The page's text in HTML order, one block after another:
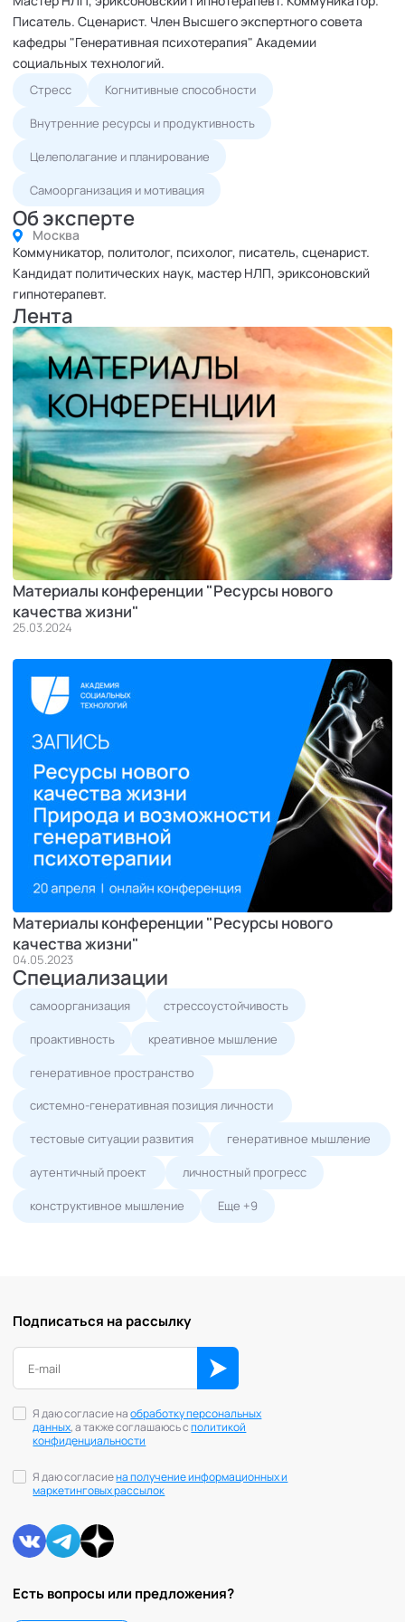
Писатель. Сценарист. Член Высшего экспертного совета
кафедры "Генеративная психотерапия" Академии
социальных технологий.
Стресс Когнитивные способности
Внутренние ресурсы и продуктивность
Целеполагание и планирование
Самоорганизация и мотивация
Об эксперте
Москва
Коммуникатор, политолог, психолог, писатель, сценарист.
Кандидат политических наук, мастер НЛП, эриксоновский
гипнотерапевт.
Лента
Материалы конференции "Ресурсы нового
качества жизни"
25.03.2024
Материалы конференции "Ресурсы нового
качества жизни"
04.05.2023
Специализации
самоорганизация стрессоустойчивость
проактивность креативное мышление
генеративное пространство
системно-генеративная позиция личности
тестовые ситуации развития генеративное мышление
аутентичный проект личностный прогресс
конструктивное мышление Еще +9
Есть вопросы или предложения?
Подписаться на рассылку
Я даю согласие наобработку персональных
данных, а также соглашаюсь сполитикой
конфиденциальности
Я даю согласиена получение информационных и
маркетинговых рассылок